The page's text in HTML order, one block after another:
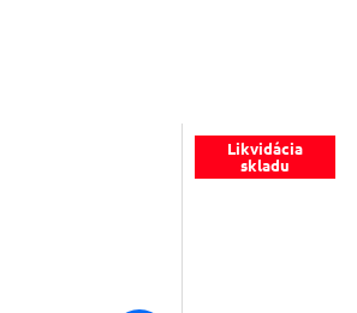
Likvidácia
skladu